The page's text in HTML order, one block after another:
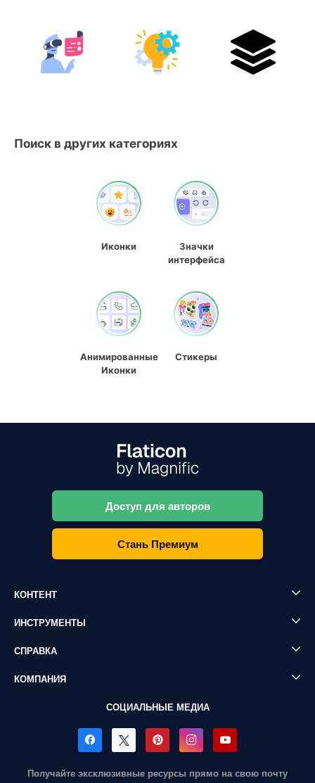
Поиск в других категориях
Иконки
Значки
интерфейса
Анимированные
Иконки
Стикеры
Доступ для авторов
Стань Премиум
КОНТЕНТ
ИНСТРУМЕНТЫ
СПРАВКА
КОМПАНИЯ
СОЦИАЛЬНЫЕ МЕДИА
Получайте эксклюзивные ресурсы прямо на свою почту